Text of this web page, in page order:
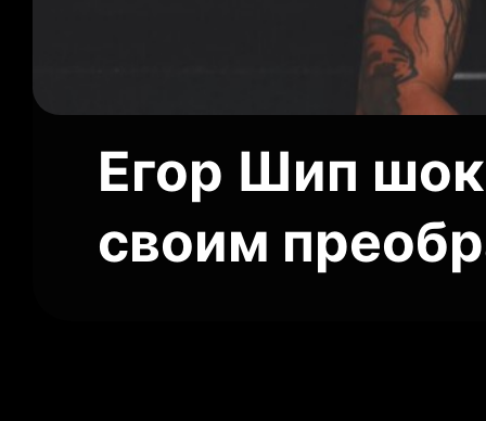
Егор Шип
своим